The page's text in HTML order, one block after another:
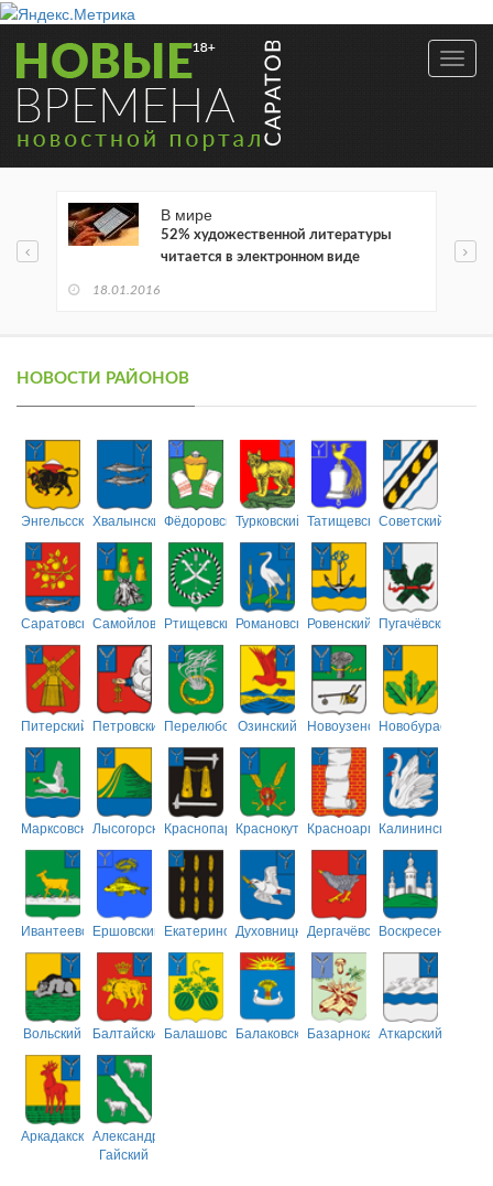
В мире
52% художественной литературы
читается в электронном виде
18.01.2016
НОВОСТИ РАЙОНОВ
ЭнгельсскийХвалынскийФёдоровскийТурковский ТатищевскийСоветский
СаратовскийСамойловскийРтищевскийРомановскийРовенский Пугачёвский
Питерский ПетровскийПерелюбскийОзинский НовоузенскийНовобурасский
МарксовскийЛысогорскийКраснопартизанский
КраснокутскийКрасноармейский
Калининский
ИвантеевскийЕршовский ЕкатериновскийДуховницкийДергачёвскийВоскресенский
Вольский БалтайскийБалашовскийБалаковскийБазарнокарабулакский
Аткарский
АркадакскийАлександрово-
Гайский